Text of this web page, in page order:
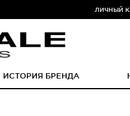
ЛИЧНЫЙ
ИСТОРИЯ БРЕНДА